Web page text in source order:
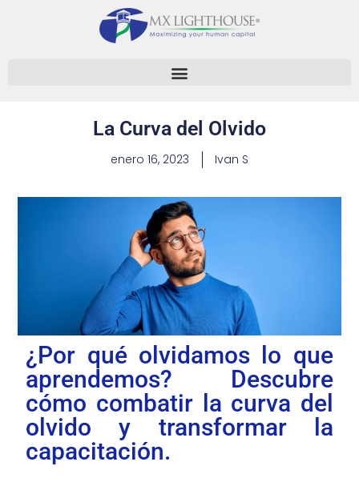
La Curva del Olvido
enero 16, 2023 Ivan S
¿Por qué olvidamos lo que
aprendemos? Descubre
cómo combatir la curva del
olvido y transformar la
capacitación.